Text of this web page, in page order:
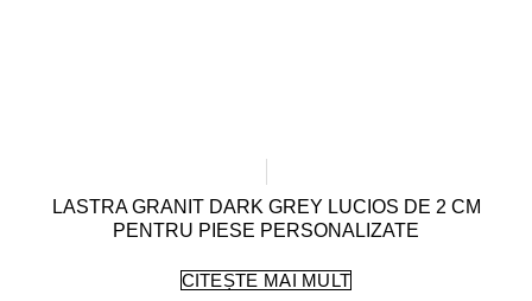
LASTRA GRANIT DARK GREY LUCIOS DE 2 CM
PENTRU PIESE PERSONALIZATE
CITEȘTE MAI MULT